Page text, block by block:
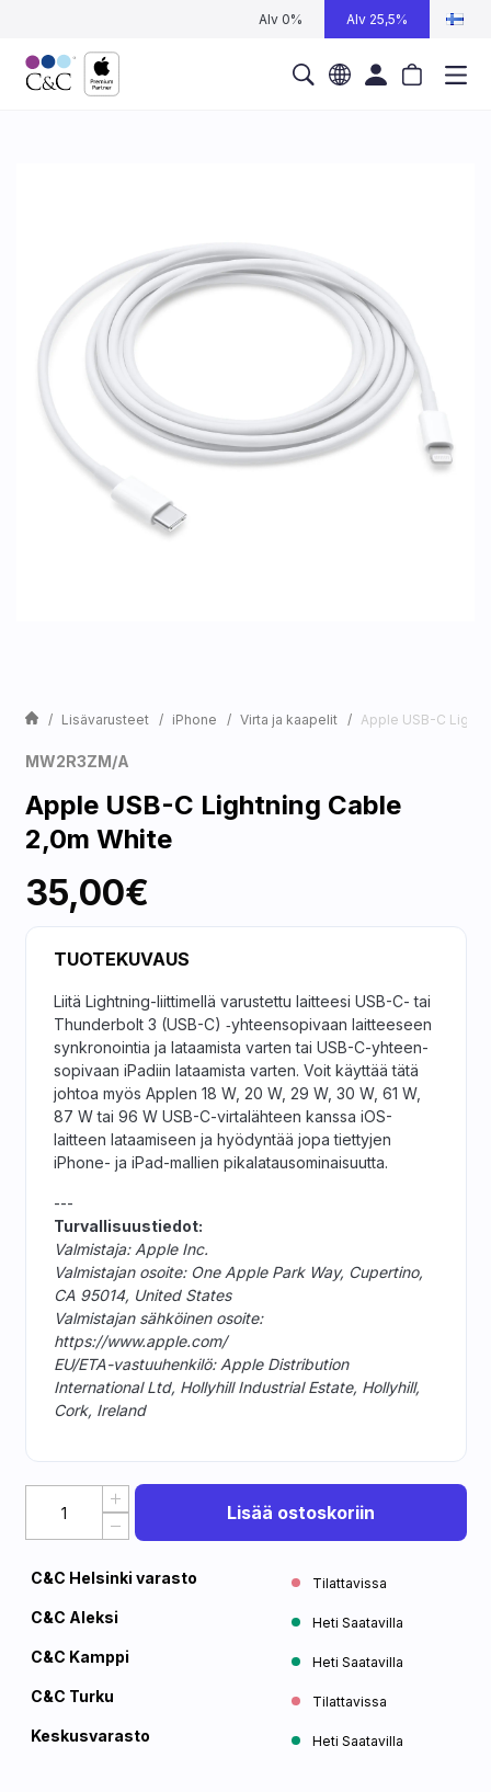
Alv 0% Alv 25,5%
Lisävarusteet iPhone Virta ja kaapelit Apple USB-C
MW2R3ZM/A
Apple USB-C Lightning Cable
2,0m White
35,00€
TUOTEKUVAUS
Liitä Lightning-liittimellä varustettu laitteesi USB-C- tai
Thunderbolt 3 (USB-C) ‑yhteensopivaan laitteeseen
synkronointia ja lataamista varten tai USB-C-yhteen­
sopivaan iPadiin lataamista varten. Voit käyttää tätä
johtoa myös Applen 18 W, 20 W, 29 W, 30 W, 61 W,
87 W tai 96 W USB-C-virtalähteen kanssa iOS-
laitteen lataa­miseen ja hyödyntää jopa tiettyjen
iPhone- ja iPad-mallien pika­lataus­­ominaisuutta.
---
Turvallisuustiedot:
Valmistaja: Apple Inc.
Valmistajan osoite: One Apple Park Way, Cupertino,
CA 95014, United States
Valmistajan sähköinen osoite:
https://www.apple.com/
EU/ETA-vastuuhenkilö: Apple Distribution
International Ltd, Hollyhill Industrial Estate, Hollyhill,
Cork, Ireland
Lisää ostoskoriin
C&C Helsinki varasto Tilattavissa
C&C Aleksi Heti Saatavilla
C&C Kamppi Heti Saatavilla
C&C Turku Tilattavissa
Keskusvarasto Heti Saatavilla